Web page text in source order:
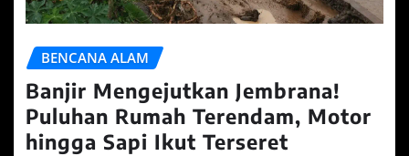
BENCANA ALAM
Banjir Mengejutkan Jembrana!
Puluhan Rumah Terendam, Motor
hingga Sapi Ikut Terseret